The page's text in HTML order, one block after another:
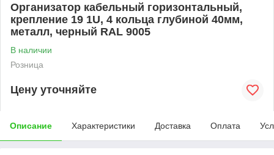
Организатор кабельный горизонтальный,
крепление 19 1U, 4 кольца глубиной 40мм,
металл, черный RAL 9005
В наличии
Розница
Цену уточняйте
Описание Характеристики Доставка Оплата